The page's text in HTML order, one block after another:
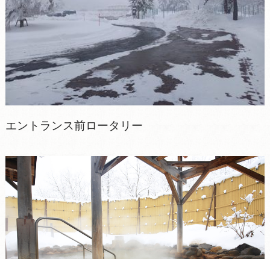
エントランス前ロータリー